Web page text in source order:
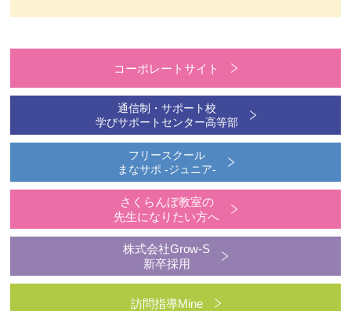
コーポレートサイト
通信制・サポート校
学びサポートセンター高等部
フリースクール
まなサポ -ジュニア-
さくらんぼ教室の
先生になりたい方へ
株式会社Grow-S
新卒採用
訪問指導Mine